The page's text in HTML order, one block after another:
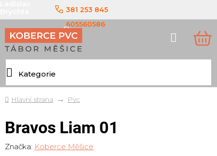
381 253 845
605560586
Hledat
Domů Pvc
Bravos Liam 01
Značka: Koberce Měšice